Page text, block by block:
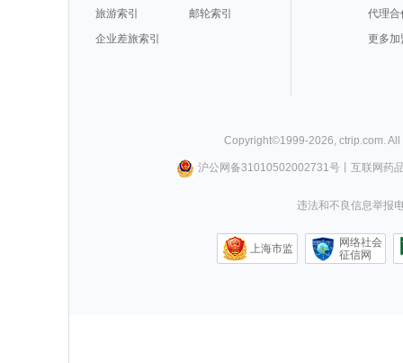
旅游索引
邮轮索引
企业差旅索引
代理合
更多加
Copyright©1999-2026, ctrip.com.
沪公网备31010502002731号丨 互联网药
违法和不良信息举报
上海市监
网络社会
征信网